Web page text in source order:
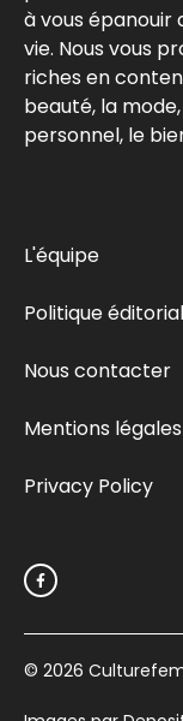
à vous épanouir
vie. Nous vous
riches en
beauté, la
personnel, le
L'équipe
Politique
Nous contacter
Mentions légales
Privacy Policy
© 2026